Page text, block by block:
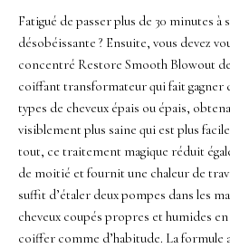
Fatigué de passer plus de 30 minutes
désobéissante ? Ensuite, vous devez
concentré Restore Smooth Blowout
coiffant transformateur qui fait gagner
types de cheveux épais ou épais,
visiblement plus saine qui est plus
tout, ce traitement magique réduit
de moitié et fournit une chaleur de
suffit d’étaler deux pompes dans les
cheveux coupés propres et humides
coiffer comme d’habitude. La formule